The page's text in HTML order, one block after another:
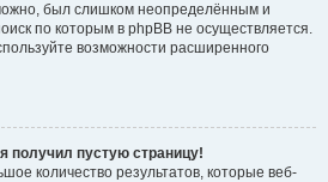
был слишком неопределённым и
по которым в phpBB не осуществляется.
возможности расширенного
получил пустую страницу!
количество результатов, которые веб-